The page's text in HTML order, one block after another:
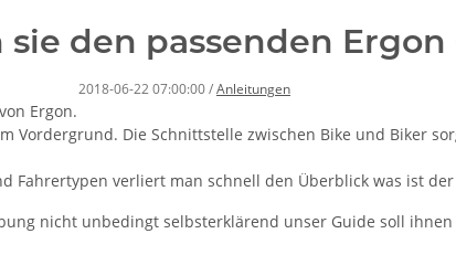
sie den passenden Ergon
2018-06-22 07:00:00/Anleitungen
Ergon.
Vordergrund. Die Schnittstelle zwischen Bike und Biker
Fahrertypen verliert man schnell den Überblick was ist
nicht unbedingt selbsterklärend unser Guide soll